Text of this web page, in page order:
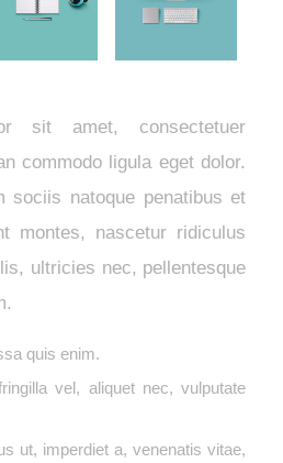
sit amet, consectetuer
commodo ligula eget dolor.
sociis natoque penatibus et
montes, nascetur ridiculus
ultricies nec, pellentesque
quis enim.
vel, aliquet nec, vulputate
ut, imperdiet a, venenatis vitae,